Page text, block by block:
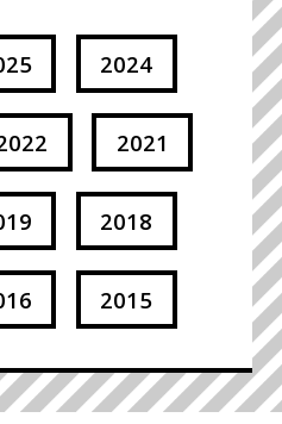
2024
2021
2018
2015